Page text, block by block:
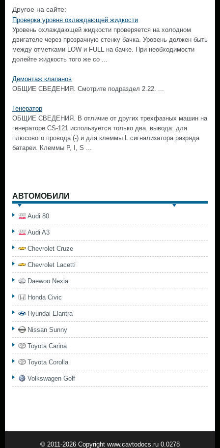
Другое на сайте:
Проверка уровня охлаждающей жидкости
Уровень охлаждающей жидкости проверяется на холодном
двигателе через прозрачную стенку бачка. Уровень должен быть
между отметками LOW и FULL на бачке. При необходимости
долейте жидкость того же со ...
Демонтаж клапанов
ОБЩИЕ СВЕДЕНИЯ. Смотрите подраздел 2.22. ...
Генератор
ОБЩИЕ СВЕДЕНИЯ. В отличие от других трехфазных машин на
генераторе CS-121 используется только два. вывода: для
плюсового провода (-) и для клеммы L сигнализатора разряда
батареи. Клеммы Р, I, S ...
АВТОМОБИЛИ
Audi 80
Audi A3
Chevrolet Cruze
Chevrolet Lacetti
Daewoo Nexia
Honda Civic
Hyundai Elantra
Nissan Sunny
Toyota Carina
Toyota Corolla
Volkswagen Golf
© 2011-2026 Copyright www.cavtodocs.ru 0.0278